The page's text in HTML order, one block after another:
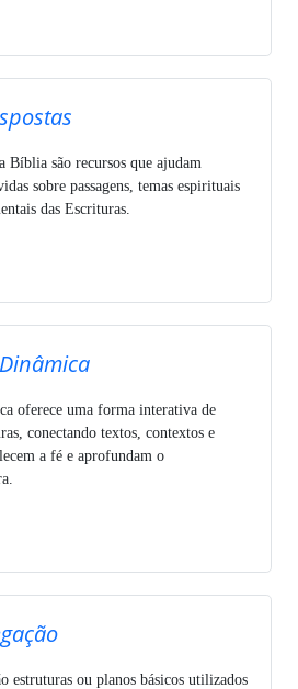
Bíblia são recursos que ajudam
sobre passagens, temas espirituais
das Escrituras.
oferece uma forma interativa de
conectando textos, contextos e
a fé e aprofundam o
estruturas ou planos básicos utilizados